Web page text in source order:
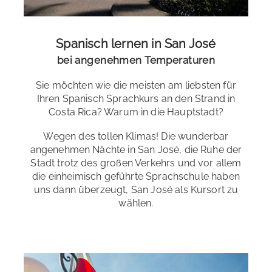
Spanisch lernen in San José
bei angenehmen Temperaturen
Sie möchten wie die meisten am liebsten für
Ihren Spanisch Sprachkurs an den Strand in
Costa Rica? Warum in die Hauptstadt?
Wegen des tollen Klimas! Die wunderbar
angenehmen Nächte in San José, die Ruhe der
Stadt trotz des großen Verkehrs und vor allem
die einheimisch geführte Sprachschule haben
uns dann überzeugt, San José als Kursort zu
wählen.
Fachpersonal, Spanisch für Lehrende,
Geschichte und Literatur u.a.
Examensvorbereitung: D.E.L.E. / D.I.E.
Bildungsurlaub: Baden-Württemberg, Bremen, Berlin,
Nordrhein-Westfalen, Rheinland-Pfalz, Sachsen-Anhalt,
Saarland, Schleswig-Holstein, Thüringen
Auf Wunsch organisieren wir Ihnen entsprechend ihren
Vulkane
In Costa Rica gibt es viele verschiedene aktive und
inaktive Vulkane zu finden. Nicht weit entfernt von der
Hauptstadt San José liegt unter anderem der noch
. Aus sicherer Entfernung hat man